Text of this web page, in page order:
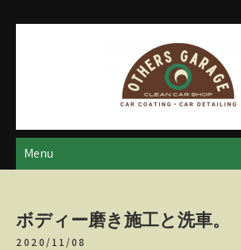
アザースガレー
【神奈川・厚木・愛川】カーメンテナンス
Menu
ボディー磨き施工と洗車。
2020/11/08